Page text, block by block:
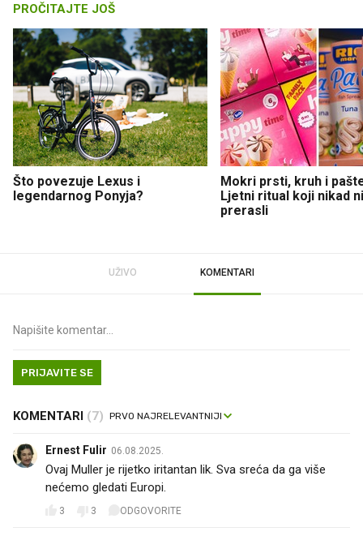
PROČITAJTE JOŠ
Što povezuje Lexus i
legendarnog Ponyja?
Mokri prsti, kruh i
Ljetni ritual koji nikad
prerasli
UŽIVO KOMENTARI
PRIJAVITE SE
KOMENTARI (7)
Ernest Fulir 06.08.2025.
Ovaj Muller je rijetko iritantan lik. Sva sreća da ga više
nećemo gledati Europi.
3 3 ODGOVORITE